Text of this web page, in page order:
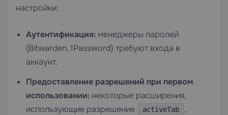
настройки:
Аутентификация: менеджеры паролей
(Bitwarden, 1Password) требуют входа в
аккаунт.
Предоставление разрешений при первом
использовании: некоторые расширения,
использующие разрешение
activeTab
,